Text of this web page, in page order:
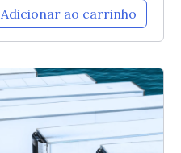
Adicionar ao carrinho